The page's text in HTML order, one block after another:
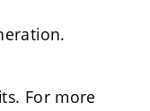
For more